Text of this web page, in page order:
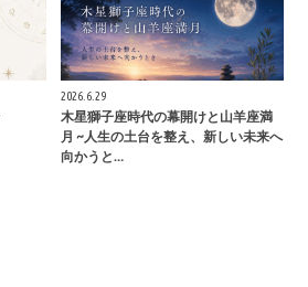
2026.6.29
木星獅子座時代の幕開けと山羊座満
月 ~人生の土台を整え、新しい未来へ
向かうと…